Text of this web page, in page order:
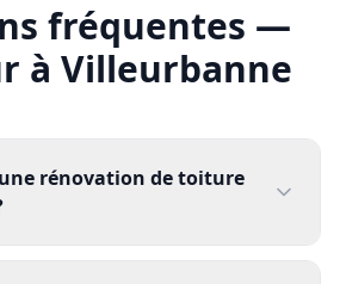
fréquentes —
à Villeurbanne
rénovation de toiture